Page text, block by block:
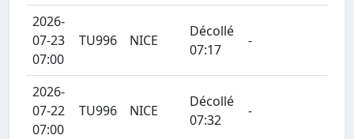
2026-
07-23
07:00
TU996 NICE
Décollé
07:17
-
2026-
07-22
07:00
TU996 NICE
Décollé
07:32
-